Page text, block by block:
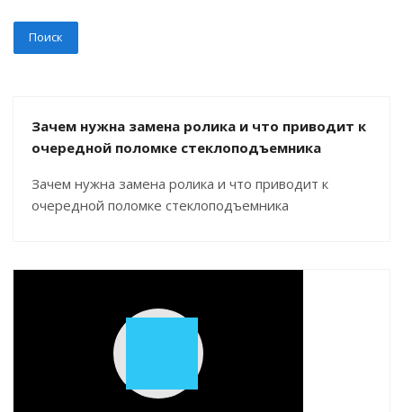
Зачем нужна замена ролика и что приводит к
очередной поломке стеклоподъемника
Зачем нужна замена ролика и что приводит к
очередной поломке стеклоподъемника
Play